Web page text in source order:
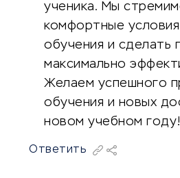
ученика. Мы
комфортные
обучения и сделать
максимально
Желаем успешного
обучения и новых
новом учебном году!
Ответить